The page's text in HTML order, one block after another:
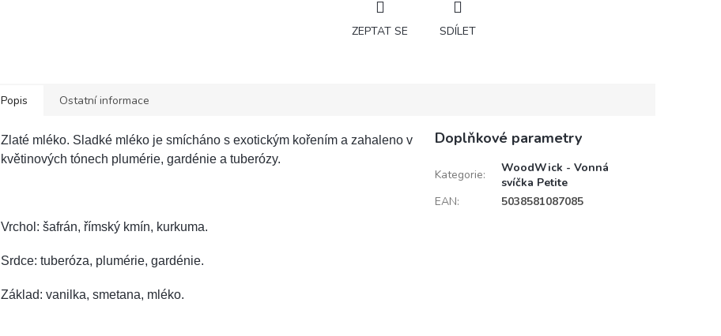
ZEPTAT SE SDÍLET
Popis Ostatní informace
Zlaté mléko. Sladké mléko je smícháno s exotickým kořením a zahaleno v
květinových tónech plumérie, gardénie a tuberózy.
Vrchol: šafrán, římský kmín, kurkuma.
Srdce: tuberóza, plumérie, gardénie.
Základ: vanilka, smetana, mléko.
Doplňkové parametry
Kategorie:
WoodWick - Vonná
svíčka Petite
EAN: 5038581087085